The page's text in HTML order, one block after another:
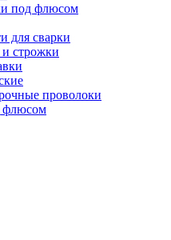
под флюсом
для сварки
строжки
проволоки
флюсом